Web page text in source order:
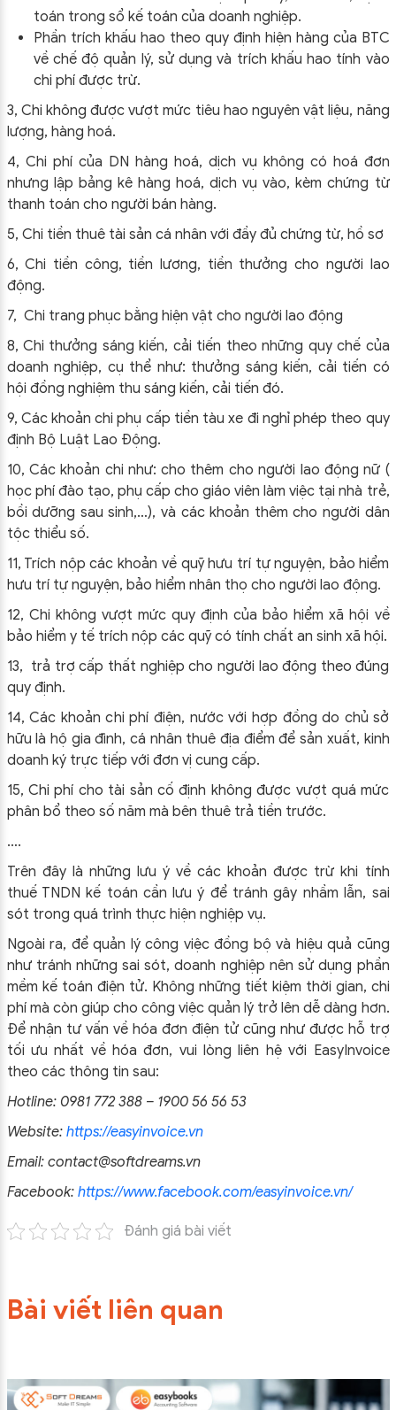
toán trong sổ kế toán của doanh nghiệp.
Phần trích khấu hao theo quy định hiện hàng của BTC
về chế độ quản lý, sử dụng và trích khấu hao tính vào
chi phí được trừ.
3, Chi không được vượt mức tiêu hao nguyên vật liệu, năng
lượng, hàng hoá.
4, Chi phí của DN hàng hoá, dịch vụ không có hoá đơn
nhưng lập bảng kê hàng hoá, dịch vụ vào, kèm chứng từ
thanh toán cho người bán hàng.
5, Chi tiền thuê tài sản cá nhân với đầy đủ chứng từ, hồ sơ
6, Chi tiền công, tiền lương, tiền thưởng cho người lao
động.
7, Chi trang phục bằng hiện vật cho người lao động
8, Chi thưởng sáng kiến, cải tiến theo những quy chế của
doanh nghiệp, cụ thể như: thưởng sáng kiến, cải tiến có
hội đồng nghiệm thu sáng kiến, cải tiến đó.
9, Các khoản chi phụ cấp tiền tàu xe đi nghỉ phép theo quy
định Bộ Luật Lao Động.
10, Các khoản chi như: cho thêm cho người lao động nữ (
học phí đào tạo, phụ cấp cho giáo viên làm việc tại nhà trẻ,
bồi dưỡng sau sinh,…), và các khoản thêm cho người dân
tộc thiểu số.
11, Trích nộp các khoản về quỹ hưu trí tự nguyện, bảo hiểm
hưu trí tự nguyện, bảo hiểm nhân thọ cho người lao động.
12, Chi không vượt mức quy định của bảo hiểm xã hội về
bảo hiểm y tế trích nộp các quỹ có tính chất an sinh xã hội.
13, trả trợ cấp thất nghiệp cho người lao động theo đúng
quy định.
14, Các khoản chi phí điện, nước với hợp đồng do chủ sở
hữu là hộ gia đình, cá nhân thuê địa điểm để sản xuất, kinh
doanh ký trực tiếp với đơn vị cung cấp.
15, Chi phí cho tài sản cố định không được vượt quá mức
phân bổ theo số năm mà bên thuê trả tiền trước.
….
Trên đây là những lưu ý về các khoản được trừ khi tính
thuế TNDN kế toán cần lưu ý để tránh gây nhầm lẫn, sai
sót trong quá trình thực hiện nghiệp vụ.
Ngoài ra, để quản lý công việc đồng bộ và hiệu quả cũng
như tránh những sai sót, doanh nghiệp nên sử dụng phần
mềm kế toán điện tử. Không những tiết kiệm thời gian, chi
phí mà còn giúp cho công việc quản lý trở lên dễ dàng hơn.
Để nhận tư vấn về hóa đơn điện tử cũng như được hỗ trợ
tối ưu nhất về hóa đơn, vui lòng liên hệ với EasyInvoice
theo các thông tin sau:
Hotline: 0981 772 388 – 1900 56 56 53
Website: https://easyinvoice.vn
Email: contact@softdreams.vn
Facebook: https://www.facebook.com/easyinvoice.vn/
Đánh giá bài viết
Bài viết liên quan